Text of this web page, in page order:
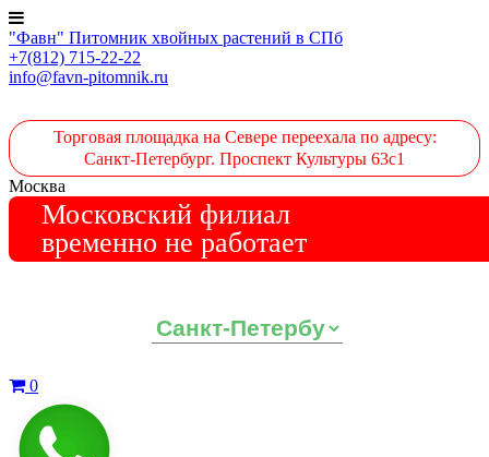
"Фавн" Питомник хвойных растений в СПб
+7(812) 715-22-22
info@favn-pitomnik.ru
Торговая площадка на Севере переехала по адресу:
Санкт-Петербург. Проспект Культуры 63с1
Москва
Московский филиал
временно не работает
0